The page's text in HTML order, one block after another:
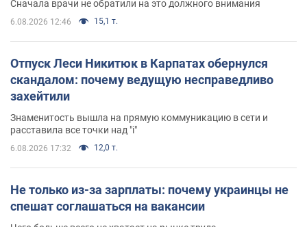
Сначала врачи не обратили на это должного внимания
6.08.2026 12:46 15,1 т.
Отпуск Леси Никитюк в Карпатах обернулся
скандалом: почему ведущую несправедливо
захейтили
Знаменитость вышла на прямую коммуникацию в сети и
расставила все точки над "i"
6.08.2026 17:32 12,0 т.
Не только из-за зарплаты: почему украинцы не
спешат соглашаться на вакансии